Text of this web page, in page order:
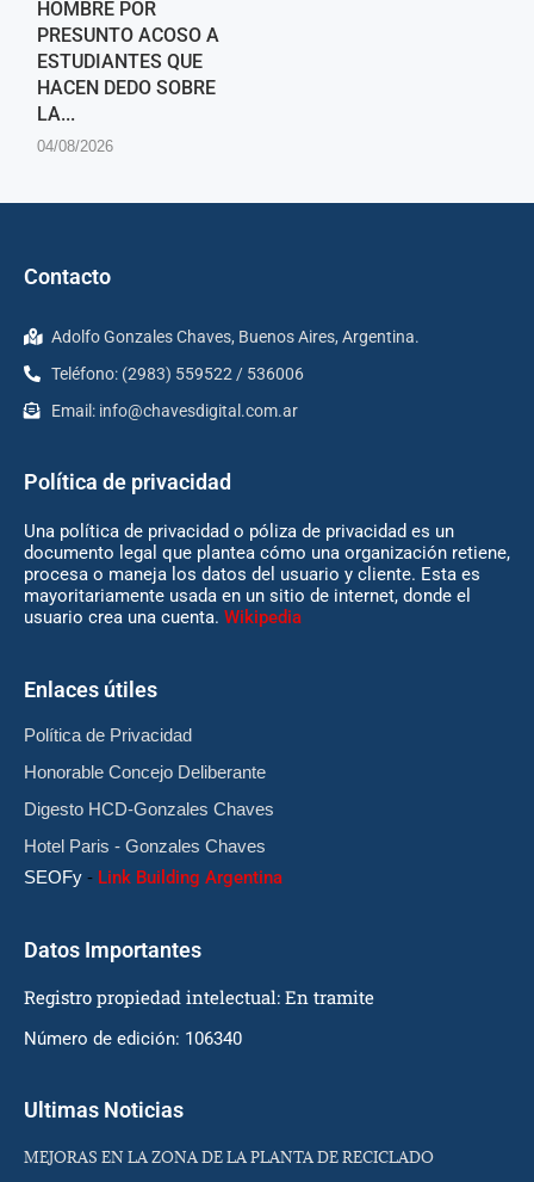
HOMBRE POR
PRESUNTO ACOSO A
ESTUDIANTES QUE
HACEN DEDO SOBRE
LA...
04/08/2026
Contacto
Adolfo Gonzales Chaves, Buenos Aires, Argentina.
Teléfono: (2983) 559522 / 536006
Email: info@chavesdigital.com.ar
Política de privacidad
Una política de privacidad o póliza de privacidad es un
documento legal que plantea cómo una organización retiene,
procesa o maneja los datos del usuario y cliente. Esta es
mayoritariamente usada en un sitio de internet, donde el
usuario crea una cuenta. Wikipedia
Enlaces útiles
Política de Privacidad
Honorable Concejo Deliberante
Digesto HCD-Gonzales Chaves
Hotel Paris - Gonzales Chaves
SEOFy - Link Building Argentina
Datos Importantes
Registro propiedad intelectual: En tramite
Número de edición: 106340
Ultimas Noticias
MEJORAS EN LA ZONA DE LA PLANTA DE RECICLADO